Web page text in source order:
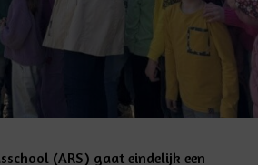
(ARS) gaat eindelijk een